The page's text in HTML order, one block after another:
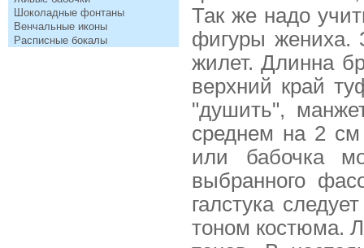
Шоколадные фонтаны
Венчальные иконы
Расписные бокалы
Так же надо
фигуры жениха.
жилет. Длинна
верхний край
"душить",
среднем на 2
или бабочка
выбранного
галстука
тоном костюма.